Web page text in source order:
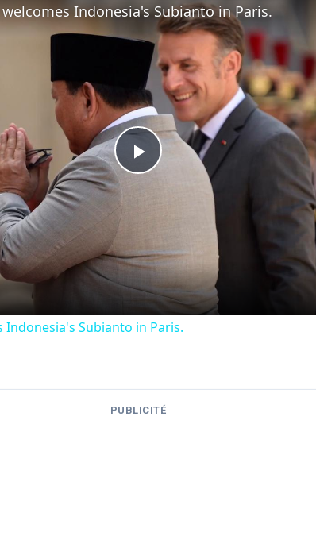
Play
Video
Indonesia's Subianto in Paris.
Indonesia's Subianto in Paris.
PUBLICITÉ